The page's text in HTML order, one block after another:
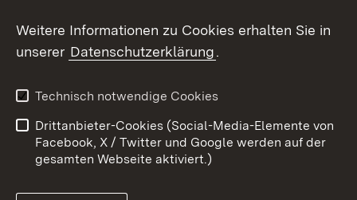
Kontakt
Datenschutz
Barrierefreiheit
Impressum Cookies
Weitere Informationen zu Cookies erhalten Sie in
unserer Datenschutzerklärung.
Technisch notwendige Cookies
Drittanbieter-Cookies (Social-Media-Elemente von
Facebook, X / Twitter und Google werden auf der
gesamten Webseite aktiviert.)